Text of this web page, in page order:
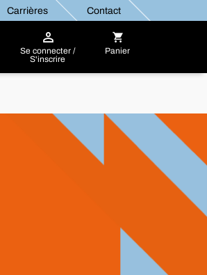
Carrières Contact
Se connecter /
S'inscrire
Panier